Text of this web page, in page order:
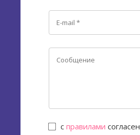
с правилами согласен